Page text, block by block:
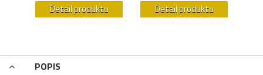
Detail produktu Detail produktu
POPIS